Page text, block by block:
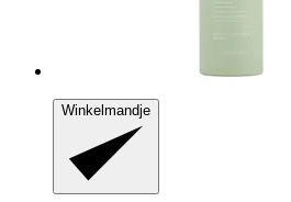
Winkelmandje